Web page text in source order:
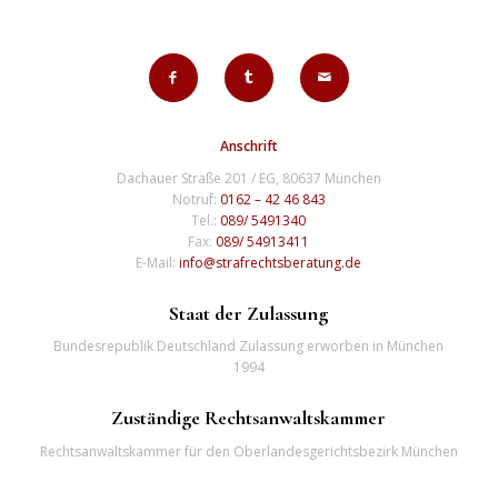
Anschrift
Dachauer Straße 201 / EG, 80637 München
Notruf: 0162 – 42 46 843
Tel.: 089/ 5491340
Fax: 089/ 54913411
E-Mail:info@strafrechtsberatung.de
Staat der Zulassung
Bundesrepublik Deutschland Zulassung erworben in München
1994
Zuständige Rechtsanwaltskammer
Rechtsanwaltskammer für den Oberlandesgerichtsbezirk München